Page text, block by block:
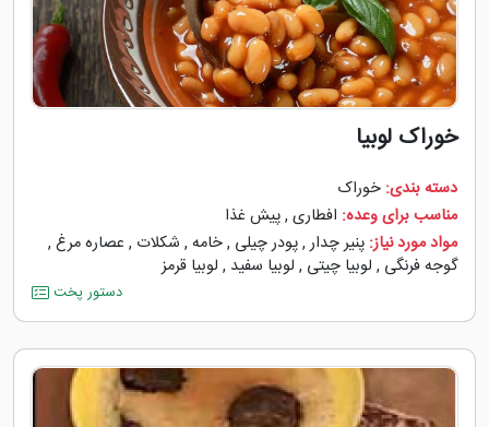
خوراک لوبیا
دسته بندی: خوراک
مناسب برای وعده: افطاری ,پیش غذا
مواد مورد نیاز: پنیر چدار,پودر چیلی ,خامه , شکلات , عصاره مرغ ,
گوجه ‌فرنگی , لوبیا چیتی , لوبیا سفید , لوبیا قرمز
دستور پخت